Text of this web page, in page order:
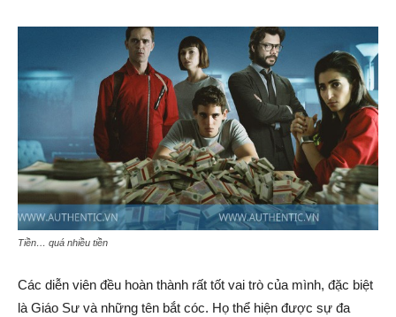
Tiền… quá nhiều tiền
Các diễn viên đều hoàn thành rất tốt vai trò của mình, đặc biệt
là Giáo Sư và những tên bắt cóc. Họ thể hiện được sự đa